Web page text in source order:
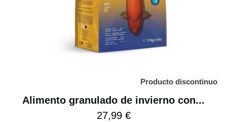
Producto discontinuo
Alimento granulado de invierno con...
27,99 €